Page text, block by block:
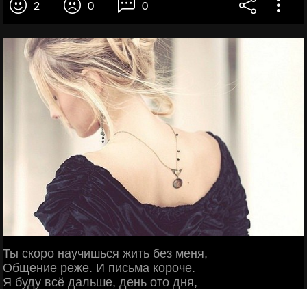
2 0 0
Ты скоро научишься жить без меня,
Общение реже. И письма короче.
Я буду всё дальше, день ото дня,